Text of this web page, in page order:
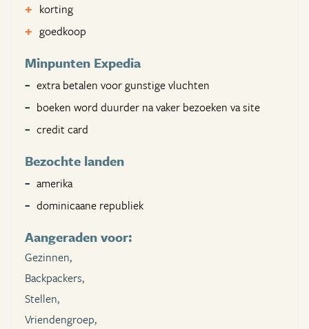
korting
goedkoop
Minpunten Expedia
extra betalen voor gunstige vluchten
boeken word duurder na vaker bezoeken va site
credit card
Bezochte landen
amerika
dominicaane republiek
Aangeraden voor:
Gezinnen,
Backpackers,
Stellen,
Vriendengroep,